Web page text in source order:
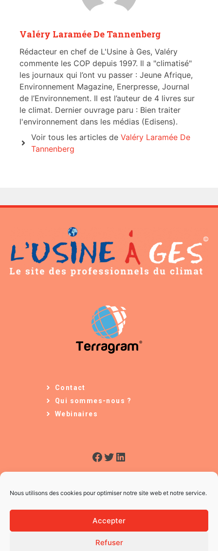
Nous utilisons des cookies pour optimiser notre site web et notre service.
Accepter
Refuser
Valéry Laramée De Tannenberg
Rédacteur en chef de L'Usine à Ges, Valéry
commente les COP depuis 1997. Il a "climatisé"
les journaux qui l’ont vu passer : Jeune Afrique,
Environnement Magazine, Enerpresse, Journal
de l’Environnement. Il est l’auteur de 4 livres sur
le climat. Dernier ouvrage paru : Bien traiter
l'environnement dans les médias (Edisens).
Voir tous les articles de Valéry Laramée De
Tannenberg
Contact
Qui sommes-nous ?
Webinaires
Facebook
Twitter
LinkedIn
© 2026 L'Usine à Ges